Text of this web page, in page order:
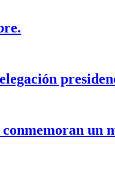
un